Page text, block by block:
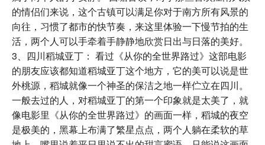
的情侣们来说，这个古镇可以满足你对于南方所有风景的
向往，习惯了都市的快节奏，来这里体验一下慢节拍的生
活，两个人可以手牵着手静静地欣赏日出与日落的美好。
3、四川稻城亚丁： 看过《从你的全世界路过》这部电影
的朋友应该都知道稻城亚丁这个地方，它的美可以说是世
外桃源，稻城就像一个神圣的保洁之地一样伫立在四川。
一般去过的人，对稻城亚丁的第一个印象就是太美了，就
像电影里《从你的全世界路过》的画面一样，稻城的夜空
是极美的，黑幕上布满了繁星点点，两个人躺在柔软的草